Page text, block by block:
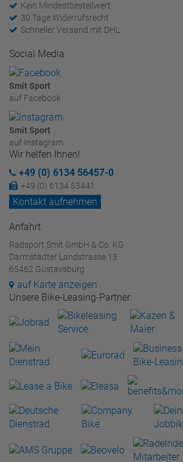
Kein Mindestbestellwert
30 Tage Widerrufsrecht
Schneller Versand mit DHL
Social Media
Smit Sport
auf Facebook
Smit Sport
auf Instagram
Wir helfen Ihnen!
+49 (0) 6134 56457-0
+49 (0) 6134 53441
Kontakt aufnehmen
Anfahrt
Radsport Smit GmbH & Co. KG
Darmstädter Landstrasse 13
65462 Gustavsburg
auf Karte anzeigen
Unsere Bike-Leasing-Partner: